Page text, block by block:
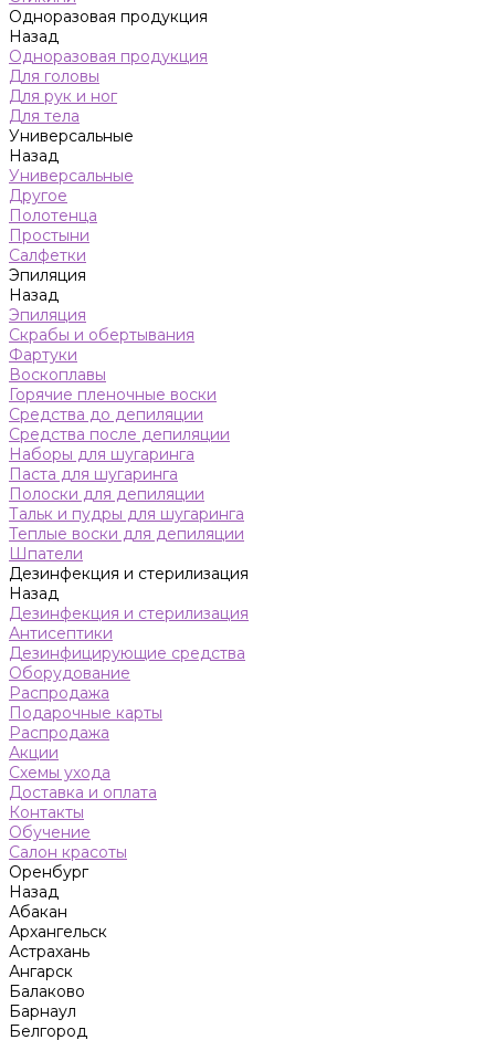
Одноразовая продукция
Назад
Одноразовая продукция
Для головы
Для рук и ног
Для тела
Универсальные
Назад
Универсальные
Другое
Полотенца
Простыни
Салфетки
Эпиляция
Назад
Эпиляция
Скрабы и обертывания
Фартуки
Воскоплавы
Горячие пленочные воски
Средства до депиляции
Средства после депиляции
Наборы для шугаринга
Паста для шугаринга
Полоски для депиляции
Тальк и пудры для шугаринга
Теплые воски для депиляции
Шпатели
Дезинфекция и стерилизация
Назад
Дезинфекция и стерилизация
Антисептики
Дезинфицирующие средства
Оборудование
Распродажа
Подарочные карты
Распродажа
Акции
Схемы ухода
Доставка и оплата
Контакты
Обучение
Салон красоты
Оренбург
Назад
Абакан
Архангельск
Астрахань
Ангарск
Балаково
Барнаул
Белгород